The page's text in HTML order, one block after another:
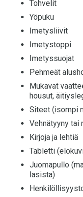
Tohvelit
Yöpuku
Imetysliivit
Imetystoppi
Imetyssuojat
Pehmeät
Mukavat
housut,
Siteet (isompi
Vehnätyyny tai
Kirjoja ja lehtiä
Tabletti
Juomapullo
lasista)